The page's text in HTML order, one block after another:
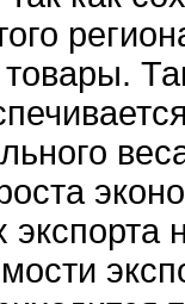
веса